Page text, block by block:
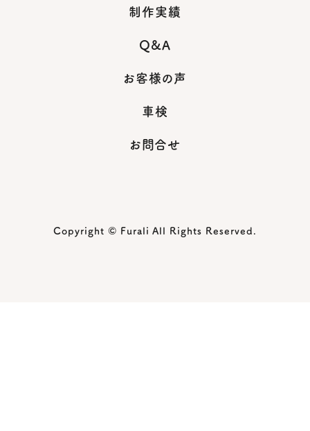
制作実績
Q&A
お客様の声
車検
お問合せ
Copyright © Furali All Rights Reserved.